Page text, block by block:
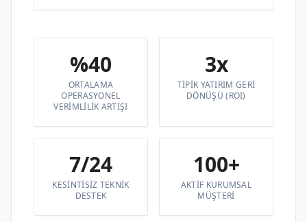
%40
ORTALAMA
OPERASYONEL
VERIMLILIK ARTIŞI
3x
TIPIK YATIRIM GERI
DÖNÜŞÜ (ROI)
7/24
KESINTISIZ TEKNIK
DESTEK
100+
AKTIF KURUMSAL
MÜŞTERI